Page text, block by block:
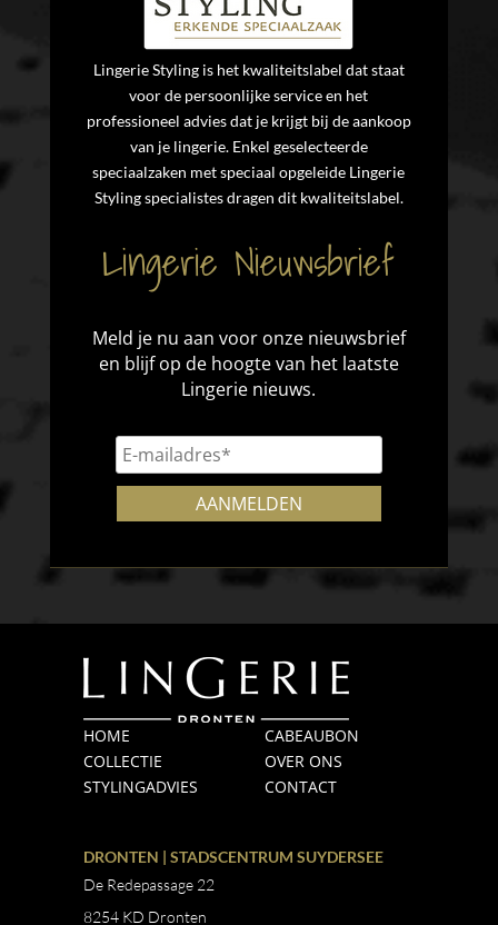
Lingerie Styling is het kwaliteitslabel dat staat
voor de persoonlijke service en het
professioneel advies dat je krijgt bij de aankoop
van je lingerie. Enkel geselecteerde
speciaalzaken met speciaal opgeleide Lingerie
Styling specialistes dragen dit kwaliteitslabel.
Lingerie Nieuwsbrief
Meld je nu aan voor onze nieuwsbrief
en blijf op de hoogte van het laatste
Lingerie nieuws.
HOME
CABEAUBON
COLLECTIE
OVER ONS
STYLINGADVIES
CONTACT
DRONTEN | STADSCENTRUM SUYDERSEE
De Redepassage 22
8254 KD Dronten